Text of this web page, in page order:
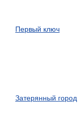
Первый ключ
Затерянный город